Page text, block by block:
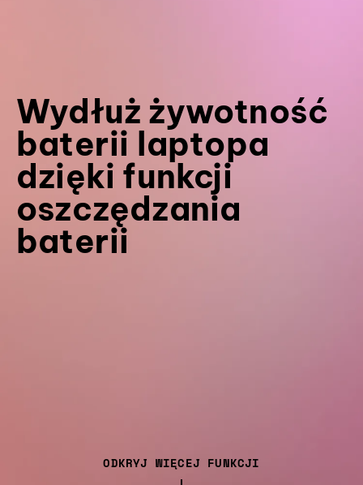
Wydłuż żywotność
baterii laptopa
dzięki funkcji
oszczędzania
baterii
ODKRYJ WIĘCEJ FUNKCJI